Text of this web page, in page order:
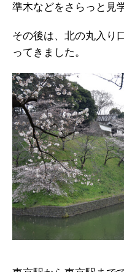
準木などをさらっと見
その後は、北の丸入り
ってきました。